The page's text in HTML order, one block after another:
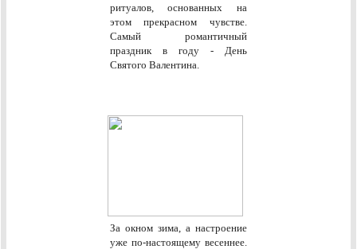
ритуалов, основанных на
этом прекрасном чувстве.
Самый романтичный
праздник в году - День
Святого Валентина.
За окном зима, а настроение
уже по-настоящему весеннее.